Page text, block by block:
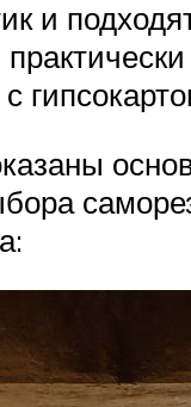
и